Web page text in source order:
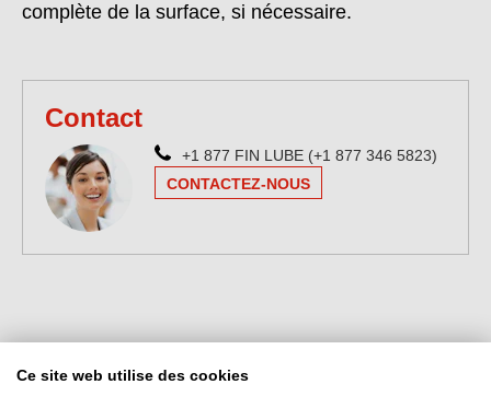
complète de la surface, si nécessaire.
Contact
+1 877 FIN LUBE (+1 877 346 5823)
CONTACTEZ-NOUS
Ce site web utilise des cookies